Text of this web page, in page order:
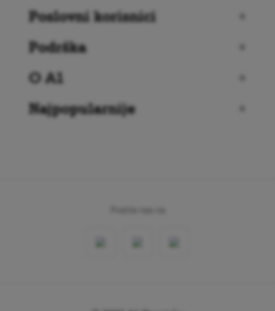
Poslovni korisnici
+
Podrška
+
O A1
+
Najpopularnije
+